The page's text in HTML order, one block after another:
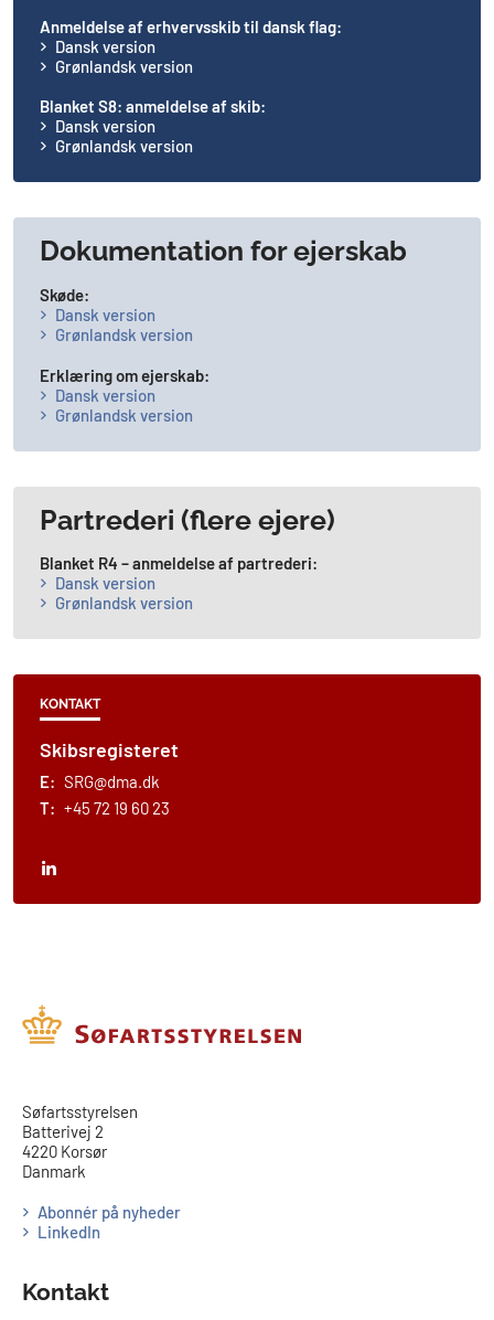
Anmeldelse af erhvervsskib til dansk flag:
Dansk version
Grønlandsk version
Blanket S8: anmeldelse af skib:
Dansk version
Grønlandsk version
Dokumentation for ejerskab
Skøde:
Dansk version
Grønlandsk version
Erklæring om ejerskab:
Dansk version
Grønlandsk version
Partrederi (flere ejere)
Blanket R4 – anmeldelse af partrederi:
Dansk version
Grønlandsk version
KONTAKT
Skibsregisteret
E: SRG@dma.dk
T: +45 72 19 60 23
​​Søfartsstyrelsen
Batterivej 2
4220 Korsør
Danmark
Abonnér på nyheder
LinkedIn
Kontakt